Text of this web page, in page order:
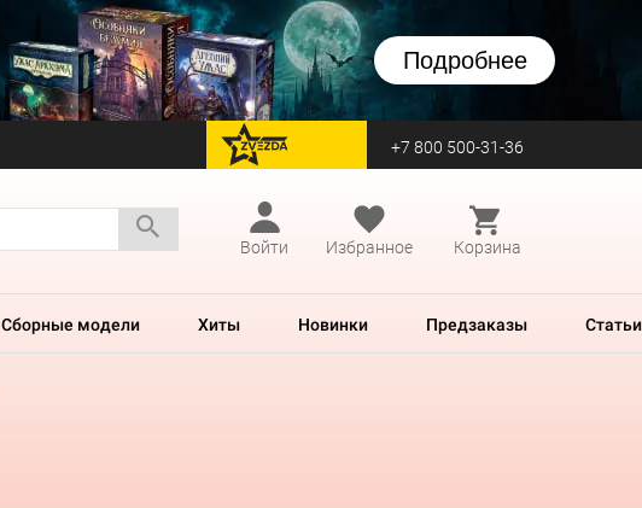
Подробнее
перейти на Zvezda +7 800 500-31-36
Войти
Избранное Корзина
Сборные модели Хиты Новинки Предзаказы Статьи